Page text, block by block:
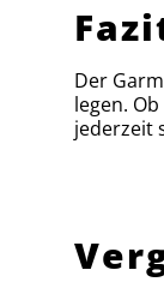
Der
legen.
jederzeit